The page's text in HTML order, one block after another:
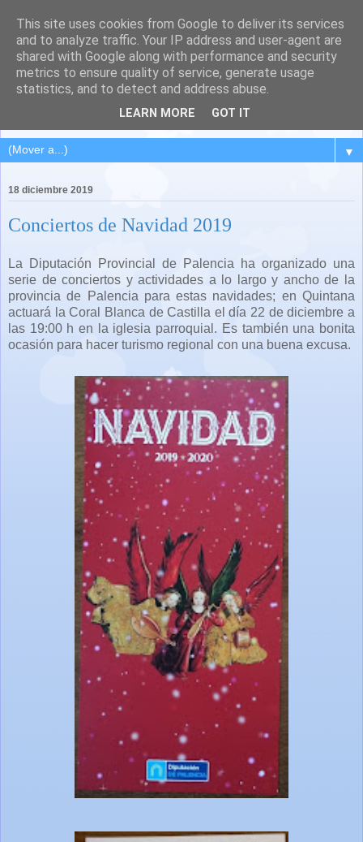
QUINTANA DEL PUENTE
(Palencia)
Pueblo del Cerrato palentino
▼
18 diciembre 2019
Conciertos de Navidad 2019
La Diputación Provincial de Palencia ha organizado una
serie de conciertos y actividades a lo largo y ancho de la
provincia de Palencia para estas navidades; en Quintana
actuará la Coral Blanca de Castilla el día 22 de diciembre a
las 19:00 h en la iglesia parroquial. Es también una bonita
ocasión para hacer turismo regional con una buena excusa.
This site uses cookies from Google to deliver its services
and to analyze traffic. Your IP address and user-agent are
shared with Google along with performance and security
metrics to ensure quality of service, generate usage
statistics, and to detect and address abuse.
LEARN MORE GOT IT